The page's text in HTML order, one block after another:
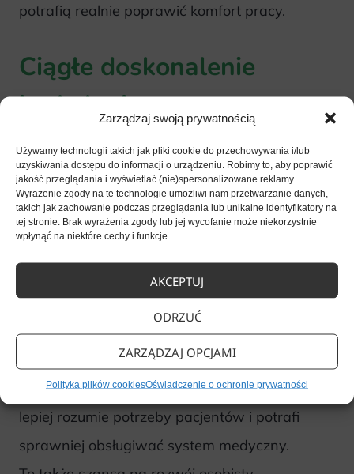
Zarządzaj swoją prywatnością
Używamy technologii takich jak pliki cookie do przechowywania i/lub
uzyskiwania dostępu do informacji o urządzeniu. Robimy to, aby poprawić
jakość przeglądania i wyświetlać (nie)spersonalizowane reklamy.
Wyrażenie zgody na te technologie umożliwi nam przetwarzanie danych,
takich jak zachowanie podczas przeglądania lub unikalne identyfikatory na
tej stronie. Brak wyrażenia zgody lub jej wycofanie może niekorzystnie
wpłynąć na niektóre cechy i funkcje.
AKCEPTUJ
ODRZUĆ
ZARZĄDZAJ OPCJAMI
Polityka plików cookiesOświadczenie o ochronie prywatności
potrafią realnie poprawić komfort pracy.
Ciągłe doskonalenie
i szkolenia
oczekiwania pacjentów – to wszystko sprawia,
że rola rejestratorki medycznej stale ewoluuje.
Warto korzystać zeszkoleńbranżowych,
które pomagają być na bieżąco z nowymi
Dzięki regularnemu podnoszeniu kwalifikacji
rejestratorka zyskuje pewność w działaniu,
lepiej rozumie potrzeby pacjentów i potrafi
sprawniej obsługiwać system medyczny.